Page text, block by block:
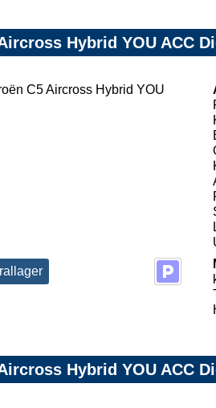
Hybrid YOU ACC
Hybrid YOU ACC